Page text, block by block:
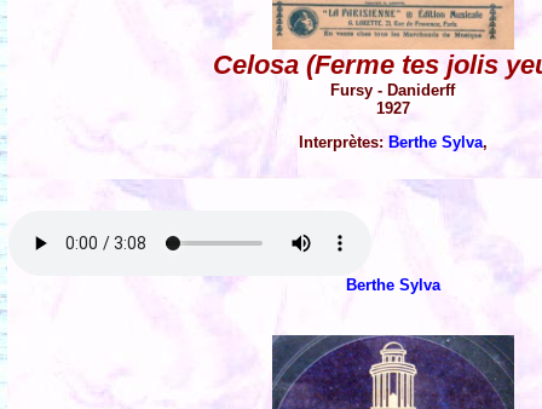
Celosa (Ferme tes jolis
Fursy - Daniderff
1927
Interprètes: Berthe Sylva,
Berthe Sylva